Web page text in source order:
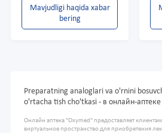
Mavjudligi haqida xabar
bering
Preparatning analoglari va o'rnini
o'rtacha tish cho'tkasi - в онлайн-аптеке
Онлайн аптека "Oxymed" предоставляет
виртуальное пространство для приобретения